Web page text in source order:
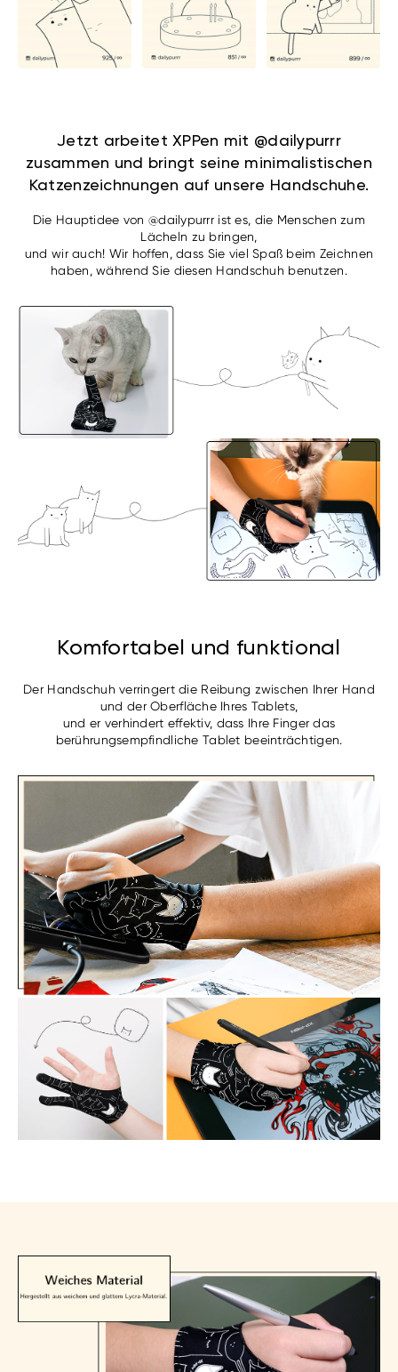
Jetzt arbeitet XPPen mit @dailypurrr
zusammen und bringt seine minimalistischen
Katzenzeichnungen auf unsere Handschuhe.
Die Hauptidee von @dailypurrr ist es, die Menschen zum
Lächeln zu bringen,
und wir auch! Wir hoffen, dass Sie viel Spaß beim Zeichnen
haben, während Sie diesen Handschuh benutzen.
Komfortabel und funktional
Der Handschuh verringert die Reibung zwischen Ihrer Hand
und der Oberfläche Ihres Tablets,
und er verhindert effektiv, dass Ihre Finger das
berührungsempfindliche Tablet beeinträchtigen.